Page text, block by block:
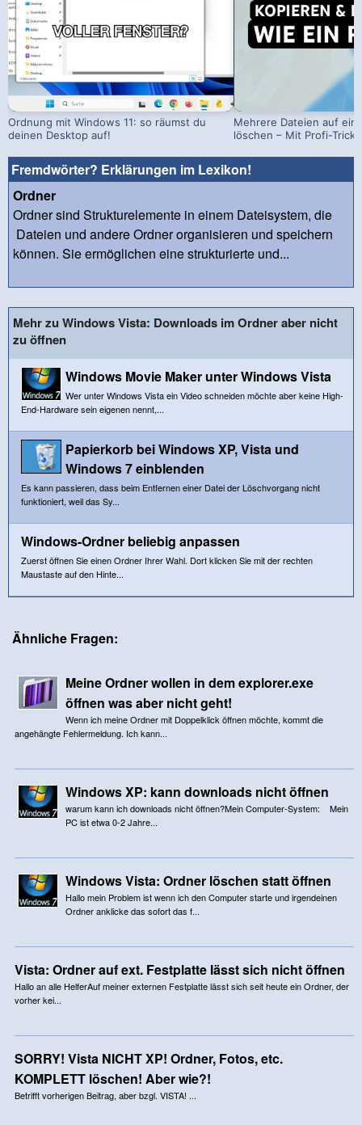
Ordnung mit Windows 11: so räumst du
deinen Desktop auf!
Mehrere Dateien auf
löschen – Mit Profi-Trick!
Fremdwörter? Erklärungen im Lexikon!
Ordner
Ordner sind Strukturelemente in einem Dateisystem, die
Dateien und andere Ordner organisieren und speichern
können. Sie ermöglichen eine strukturierte und...
Mehr zu Windows Vista: Downloads im Ordner aber nicht
zu öffnen
Windows Movie Maker unter Windows Vista
Wer unter Windows Vista ein Video schneiden möchte aber keine High-
End-Hardware sein eigenen nennt,...
Papierkorb bei Windows XP, Vista und
Windows 7 einblenden
Es kann passieren, dass beim Entfernen einer Datei der Löschvorgang nicht
funktioniert, weil das Sy...
Windows-Ordner beliebig anpassen
Zuerst öffnen Sie einen Ordner Ihrer Wahl. Dort klicken Sie mit der rechten
Maustaste auf den Hinte...
Ähnliche Fragen:
Meine Ordner wollen in dem explorer.exe
öffnen was aber nicht geht!
Wenn ich meine Ordner mit Doppelklick öffnen möchte, kommt die
angehängte Fehlermeldung. Ich kann...
Windows XP: kann downloads nicht öffnen
warum kann ich downloads nicht öffnen?Mein Computer-System: Mein
PC ist etwa 0-2 Jahre...
Windows Vista: Ordner löschen statt öffnen
Hallo mein Problem ist wenn ich den Computer starte und irgendeinen
Ordner anklicke das sofort das f...
Vista: Ordner auf ext. Festplatte lässt sich nicht öffnen
Hallo an alle HelferAuf meiner externen Festplatte lässt sich seit heute ein Ordner, der
vorher kei...
SORRY! Vista NICHT XP! Ordner, Fotos, etc.
KOMPLETT löschen! Aber wie?!
Betrifft vorherigen Beitrag, aber bzgl. VISTA! ...